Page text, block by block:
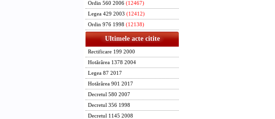
Ordin 560 2006 (12467)
Legea 429 2003 (12412)
Ordin 976 1998 (12138)
Ultimele acte citite
Rectificare 199 2000
Hotărârea 1378 2004
Legea 87 2017
Hotărârea 901 2017
Decretul 580 2007
Decretul 356 1998
Decretul 1145 2008